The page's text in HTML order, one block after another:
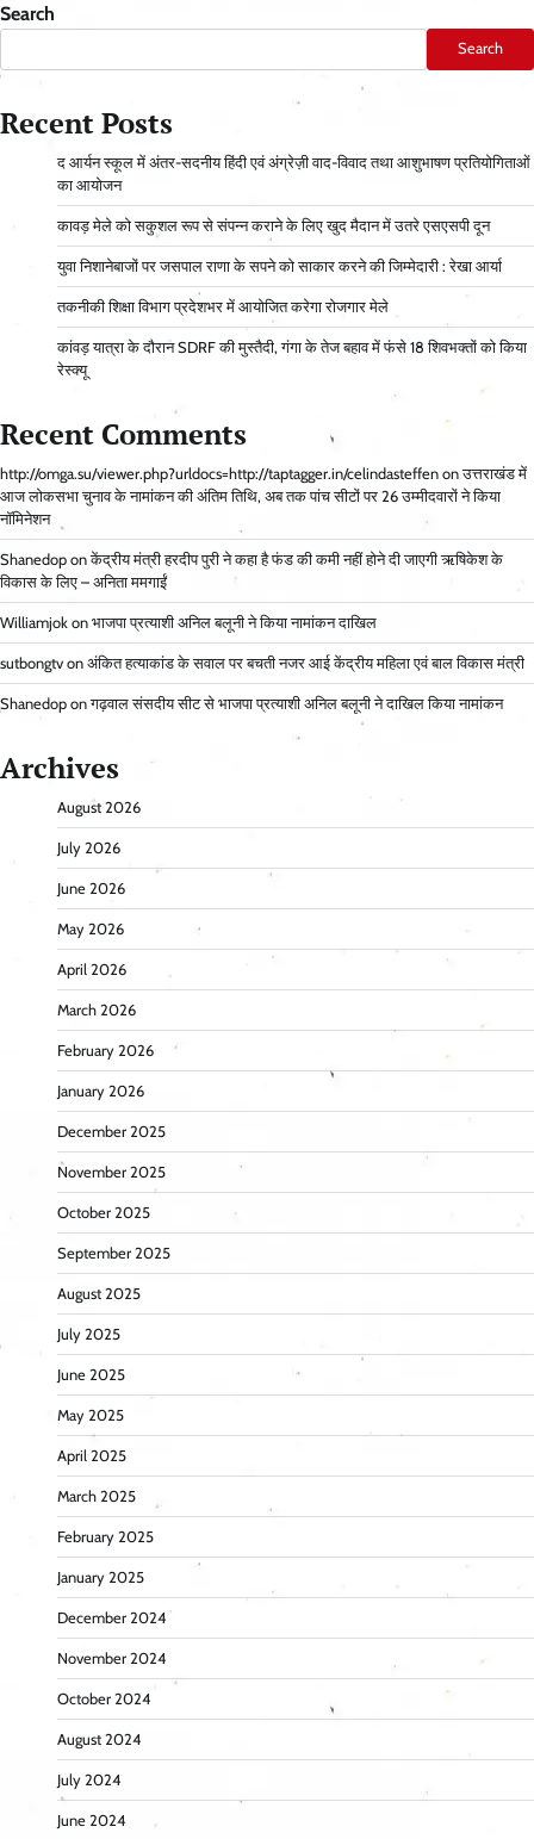
Search
Search
Recent Posts
द आर्यन स्कूल में अंतर-सदनीय हिंदी एवं अंग्रेज़ी वाद-विवाद तथा आशुभाषण प्रतियोगिताओं
का आयोजन
कावड़ मेले को सकुशल रूप से संपन्न कराने के लिए खुद मैदान में उतरे एसएसपी दून
युवा निशानेबाजों पर जसपाल राणा के सपने को साकार करने की जिम्मेदारी : रेखा आर्या
तकनीकी शिक्षा विभाग प्रदेशभर में आयोजित करेगा रोजगार मेले
कांवड़ यात्रा के दौरान SDRF की मुस्तैदी, गंगा के तेज बहाव में फंसे 18 शिवभक्तों को किया
रेस्क्यू
Recent Comments
http://omga.su/viewer.php?urldocs=http://taptagger.in/celindasteffen onउत्तराखंड में
आज लोकसभा चुनाव के नामांकन की अंतिम तिथि, अब तक पांच सीटों पर 26 उम्मीदवारों ने किया
नॉमिनेशन
Shanedop onकेंद्रीय मंत्री हरदीप पुरी ने कहा है फंड की कमी नहीं होने दी जाएगी ऋषिकेश के
विकास के लिए – अनिता ममगाईं
Williamjok on भाजपा प्रत्याशी अनिल बलूनी ने किया नामांकन दाखिल
sutbongtv on अंकित हत्याकांड के सवाल पर बचती नजर आई केंद्रीय महिला एवं बाल विकास मंत्री
Shanedop onगढ़वाल संसदीय सीट से भाजपा प्रत्याशी अनिल बलूनी ने दाखिल किया नामांकन
Archives
August 2026
July 2026
June 2026
May 2026
April 2026
March 2026
February 2026
January 2026
December 2025
November 2025
October 2025
September 2025
August 2025
July 2025
June 2025
May 2025
April 2025
March 2025
February 2025
January 2025
December 2024
November 2024
October 2024
August 2024
July 2024
June 2024